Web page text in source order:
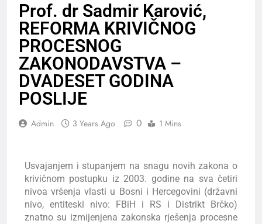
Prof. dr Sadmir Karović,
REFORMA KRIVIČNOG
PROCESNOG
ZAKONODAVSTVA –
DVADESET GODINA
POSLIJE
Admin 3 Years Ago 0 1 Mins
Usvajanjem i stupanjem na snagu novih zakona o
krivičnom postupku iz 2003. godine na sva četiri
nivoa vršenja vlasti u Bosni i Hercegovini (državni
nivo, entiteski nivo: FBiH i RS i Distrikt Brčko)
znatno su izmijenjena zakonska rješenja procesne